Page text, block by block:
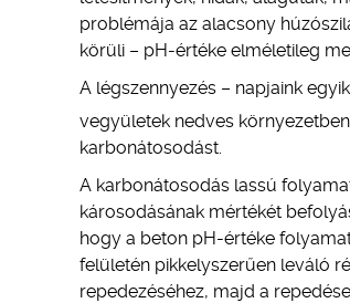
problémája az alacsony
körüli – pH-értéke elméletileg
A légszennyezés – napjaink
vegyületek nedves
karbonátosodást.
A karbonátosodás lassú
károsodásának mértékét
hogy a beton pH-értéke
felületén pikkelyszerűen leváló
repedezéséhez, majd a